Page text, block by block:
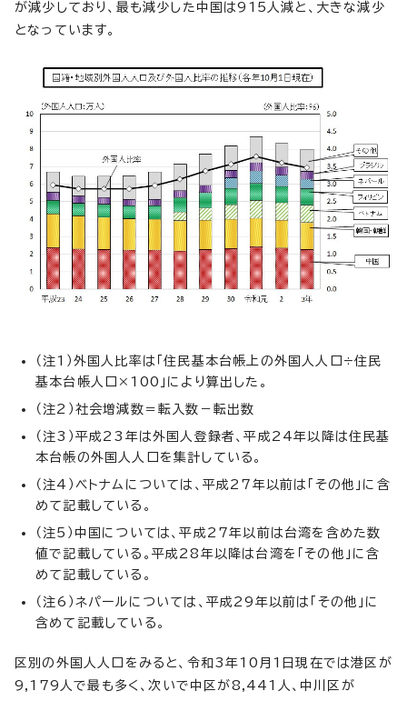
が減少しており、最も減少した中国は915人減と、大きな減少
となっています。
（注1）外国人比率は「住民基本台帳上の外国人人口÷住民
基本台帳人口×100」により算出した。
（注2）社会増減数＝転入数－転出数
（注3）平成23年は外国人登録者、平成24年以降は住民基
本台帳の外国人人口を集計している。
（注4）ベトナムについては、平成27年以前は「その他」に含
めて記載している。
（注5）中国については、平成27年以前は台湾を含めた数
値で記載している。平成28年以降は台湾を「その他」に含
めて記載している。
（注6）ネパールについては、平成29年以前は「その他」に
含めて記載している。
区別の外国人人口をみると、令和3年10月1日現在では港区が
9,179人で最も多く、次いで中区が8,441人、中川区が